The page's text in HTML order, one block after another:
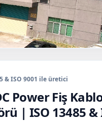
& ISO 9001 ile üretici
Power Fiş
| ISO 13485 &